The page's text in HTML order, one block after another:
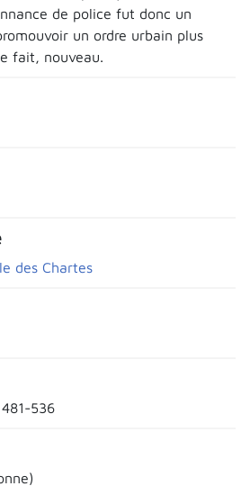
de police fut donc un
un ordre urbain plus
fait, nouveau.
des Chartes
536